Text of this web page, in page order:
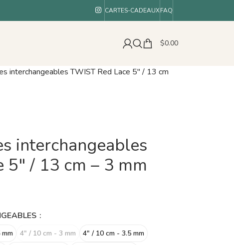
CARTES-CADEAUXFAQ
$0.00
interchangeables TWIST Red Lace 5″ / 13 cm
interchangeables
5″ / 13 cm – 3 mm
4" / 10 cm - 3 mm
4" / 10 cm - 3.5 mm